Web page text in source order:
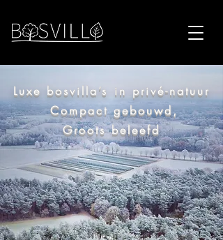
Luxe bosvilla’s in privé-natuur
Compact gebouwd,
Groots beleefd